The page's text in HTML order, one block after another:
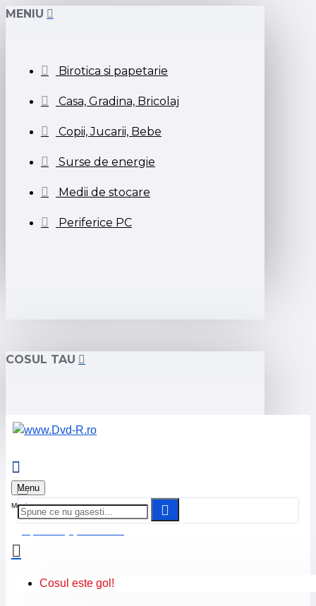
MENIU
Birotica si papetarie
Casa, Gradina, Bricolaj
Copii, Jucarii, Bebe
Surse de energie
Medii de stocare
Periferice PC
COSUL TAU
Menu
Cosul este gol!